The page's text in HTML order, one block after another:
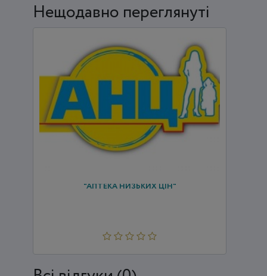
Нещодавно переглянуті
"АПТЕКА НИЗЬКИХ ЦІН"